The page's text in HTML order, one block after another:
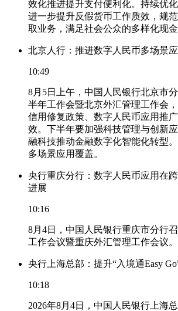
效化推进提升支付便利化。持续优
进一步提升反假货币工作质效，规
取业务，满足社会公众的多样化现金
北京人行：推进数字人民币多场景
10:49
8月5日上午，中国人民银行北京市
半年工作会暨北京外汇管理工作会
信用修复政策、数字人民币应用推
效。下半年要加强科技管理与创新
融科技推动金融数字化智能化转型
多场景应用覆盖。
央行重庆分行：数字人民币应用在
进展
10:16
8月4日，中国人民银行重庆市分行
工作会议暨重庆外汇管理工作会议。
央行上海总部：提升“入境通Easy
10:18
2026年8月4日，中国人民银行上海